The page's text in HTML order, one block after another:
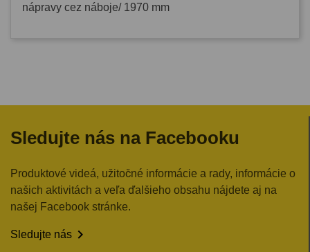
nápravy cez náboje/ 1970 mm
Sledujte nás na Facebooku
Produktové videá, užitočné informácie a rady, informácie o
našich aktivitách a veľa ďalšieho obsahu nájdete aj na
našej Facebook stránke.
Sledujte nás 